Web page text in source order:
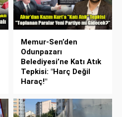
Memur-Sen’den
Odunpazarı
Belediyesi’ne Katı Atık
Tepkisi: "Harç Değil
Haraç!"